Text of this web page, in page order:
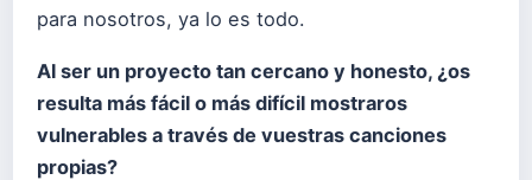
para nosotros, ya lo es todo.
Al ser un proyecto tan cercano y honesto, ¿os
resulta más fácil o más difícil mostraros
vulnerables a través de vuestras canciones
propias?